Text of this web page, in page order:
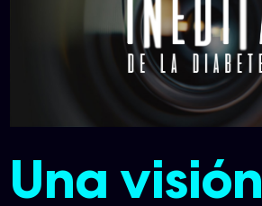
Una visión